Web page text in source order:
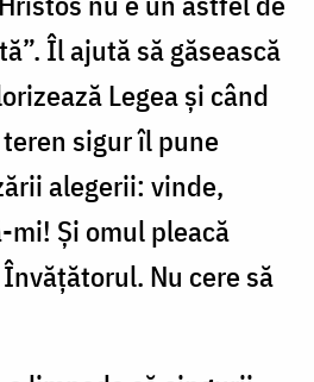
Îl ajută să găsească
Legea și când
sigur îl pune
alegerii: vinde,
Și omul pleacă
Nu cere să